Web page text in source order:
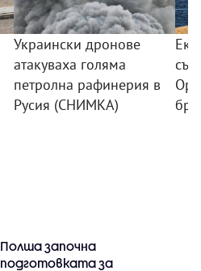
Украински дронове
атакуваха голяма
петролна рафинерия в
Русия (СНИМКА)
Полша започна
подготовката за